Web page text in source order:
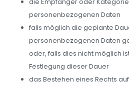
die Empfänger oder
personenbezogenen Daten
falls möglich die geplante
personenbezogenen Daten
oder, falls dies nicht möglich
Festlegung dieser Dauer
das Bestehen eines Rechts